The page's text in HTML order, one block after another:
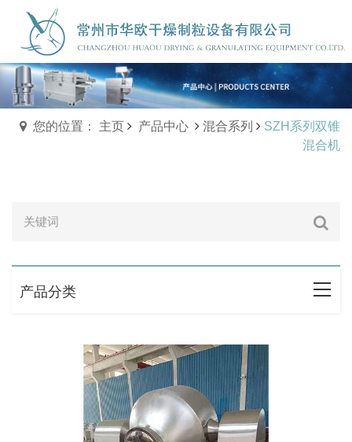
您的位置： 主页 产品中心 混合系列
SZH系列双锥
混合机
产品分类